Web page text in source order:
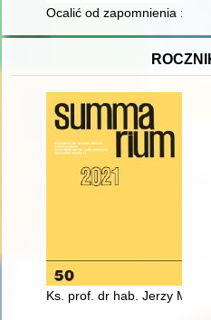
Ocalić od zapomnienia :
Ks. prof. dr hab. Jerzy